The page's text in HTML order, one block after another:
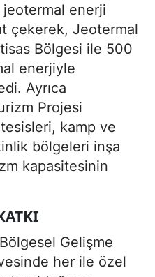
jeotermal enerji
çekerek, Jeotermal
Bölgesi ile 500
enerjiyle
Ayrıca
Projesi
kamp ve
bölgeleri inşa
kapasitesinin
Gelişme
her ile özel